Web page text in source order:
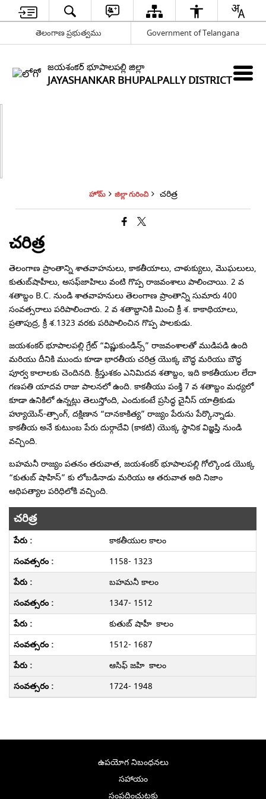
తెలంగాణ ప్రభుత్వము Government of Telangana
జయశంకర్ భూపాలపల్లి జిల్లా
JAYASHANKAR BHUPALPALLY DISTRICT
హోమ్ జిల్లా గురించి చరిత్ర
చరిత్ర
తెలంగాణ ప్రాంతాన్ని శాతవాహనులు, కాకతీయాలు, చాళుక్యులు, మొఘలులు,
కుతుబ్‌షాహీలు, అసఫ్‌జాహిలు వంటి గొప్ప రాజవంశాలు పాలించాయి. 2 వ
శతాబ్దం B.C. నుండి శాతవాహనులు తెలంగాణ ప్రాంతాన్ని సుమారు 400
సంవత్సరాలు పరిపాలించారు. 2 వ శతాబ్దానికి మించి క్రీ శ. కాకాథియాలు,
ప్రతాపుద్ర, క్రీ శ.1323 వరకు పరిపాలించిన గొప్ప పాలకుడు.
జయశంకర్ భూపాలపల్లి గ్రేట్ “విష్ణుకుండిన్స్” రాజవంశాలతో ముడిపడి ఉంది
మరియు దీనికి ముందు కూడా భారతీయ చరిత్ర యొక్క బౌద్ధ మరియు బౌద్ధ
పూర్వ కాలాలకు చెందినది. క్రీస్తుశకం ఎనిమిదవ శతాబ్దం, ఇది కాకతీయుల లేదా
గణపతి యాదవ రాజు పాలనలో ఉంది. కాకతీయు పంక్తి 7 వ శతాబ్దం మధ్యలో
కూడా ఉనికిలో ఉన్నట్లు తెలుస్తోంది, ఎందుకంటే ప్రసిద్ధ చైనీస్ యాత్రికుడు
హ్యూయెన్-త్సాంగ్, దక్షిణాన “దానకాకిత్య” రాజ్యం పేరును పేర్కొన్నాడు.
కాకతీయ అనే కుటుంబ పేరు దుర్గాదేవి (కాకటి) యొక్క స్థానిక విజ్ఞప్తి నుండి
వచ్చింది.
బహమనీ రాజ్యం పతనం తరువాత, జయశంకర్ భూపాలపల్లి గోల్కొండ యొక్క
“కుతుబ్ షాహిస్” కు లోబడినాడు మరియు ఆ తరువాత అది నిజాం
ఆధిపత్యాల పరిధిలోకి వచ్చింది.
చరిత్ర
కాకతీయుల కాలం
1158- 1323
బహమనీ కాలం
1347- 1512
కుతుబ్ షాహీ కాలం
1512- 1687
ఆసిఫ్ జహి కాలం
1724- 1948
ఉపయోగ నిబంధనలు
సహాయం
సంప్రదించుటకు